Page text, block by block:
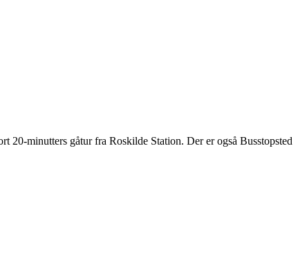
20-minutters gåtur fra Roskilde Station. Der er også Busstopsted